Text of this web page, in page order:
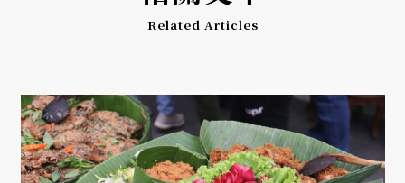
Related Articles